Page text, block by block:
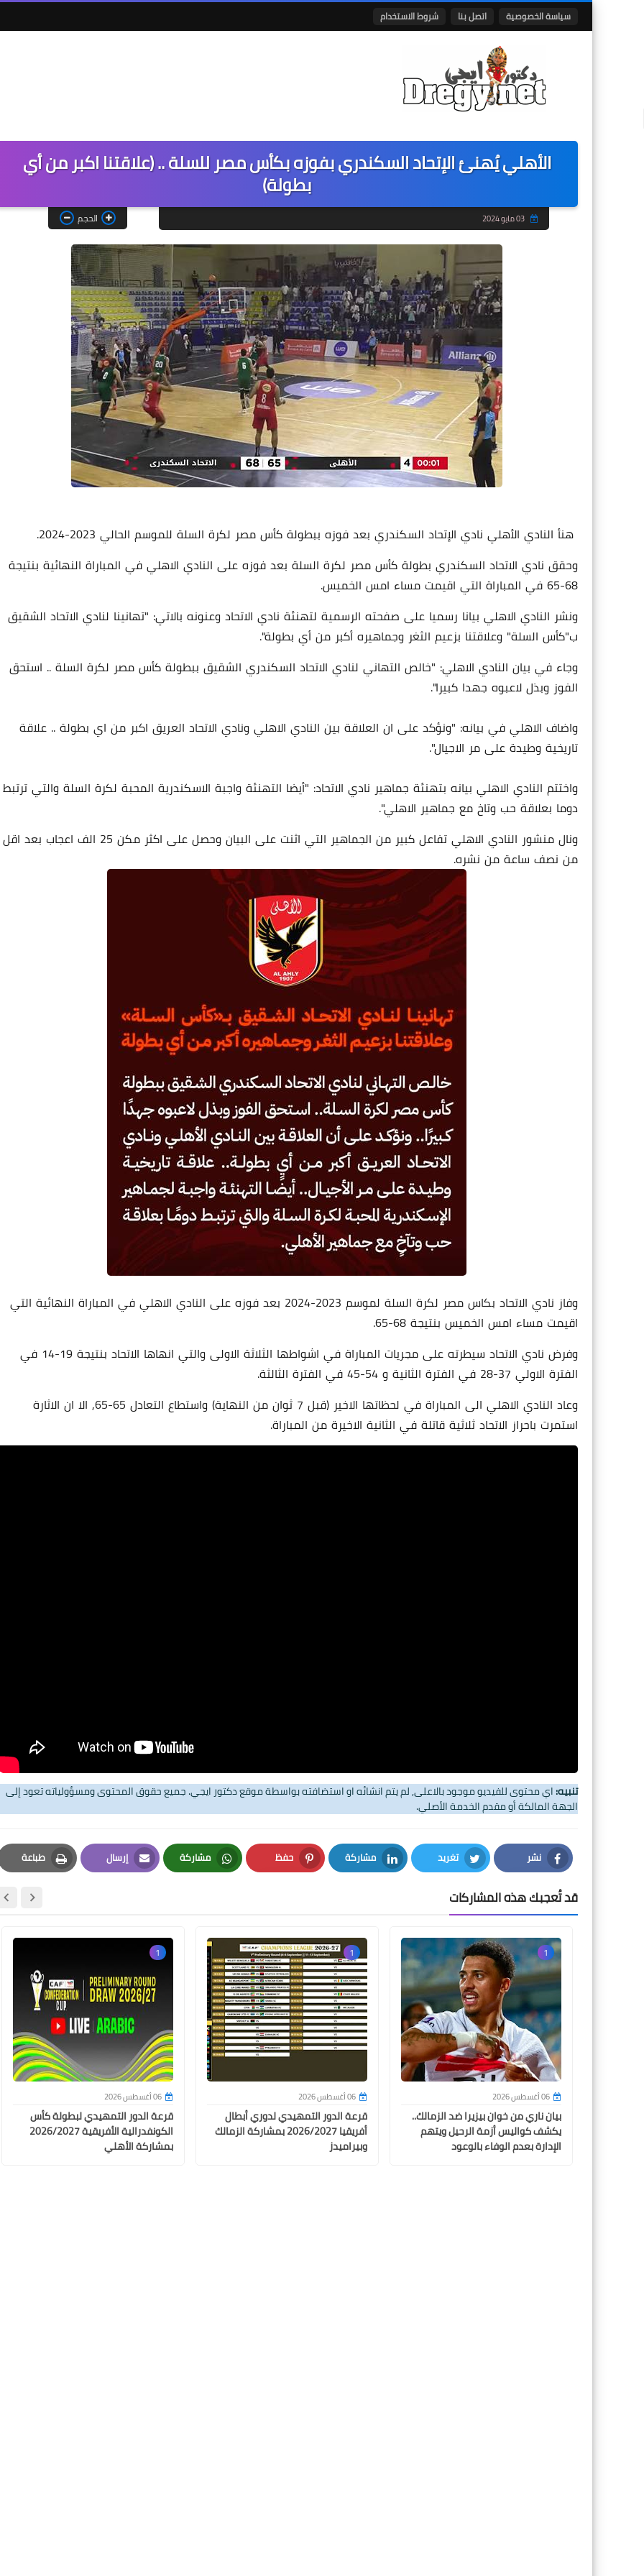
سياسة الخصوصية اتصل بنا شروط الاستخدام
الأهلي يُهنئ الإتحاد السكندري بفوزه بكأس مصر للسلة .. (علاقتنا اكبر من أي
بطولة)
03 مايو 2024 الحجم
هنأ النادي الأهلي نادي الإتحاد السكندري بعد فوزه ببطولة كأس مصر لكرة السلة للموسم الحالي 2023-2024.
وحقق نادي الاتحاد السكندري بطولة كأس مصر لكرة السلة بعد فوزه على النادي الاهلي في المباراة النهائية بنتيجة
68-65 في المباراة التي اقيمت مساء امس الخميس.
ونشر النادي الاهلي بيانا رسميا على صفحته الرسمية لتهنئة نادي الاتحاد وعنونه بالاتي: "تهانينا لنادي الاتحاد الشقيق
ب"كأس السلة" وعلاقتنا بزعيم الثغر وجماهيره أكبر من أي بطولة".
وجاء في بيان النادي الاهلي: "خالص التهاني لنادي الاتحاد السكندري الشقيق ببطولة كأس مصر لكرة السلة .. استحق
الفوز وبذل لاعبوه جهدا كبيرا".
واضاف الاهلي في بيانه: "ونؤكد على ان العلاقة بين النادي الاهلي ونادي الاتحاد العريق اكبر من اي بطولة .. علاقة
تاريخية وطيدة على مر الاجيال".
واختتم النادي الاهلي بيانه بتهنئة جماهير نادي الاتحاد: "أيضا التهنئة واجبة الاسكندرية المحبة لكرة السلة والتي ترتبط
دوما بعلاقة حب وتاخ مع جماهير الاهلي".
ونال منشور النادي الاهلي تفاعل كبير من الجماهير التي اثنت على البيان وحصل على اكثر مكن 25 الف اعجاب بعد اقل
من نصف ساعة من نشره.
وفاز نادي الاتحاد بكاس مصر لكرة السلة لموسم 2023-2024 بعد فوزه على النادي الاهلي في المباراة النهائية التي
اقيمت مساء امس الخميس بنتيجة 68-65.
وفرض نادي الاتحاد سيطرته على مجريات المباراة في اشواطها الثلاثة الاولى والتي انهاها الاتحاد بنتيجة 19-14 في
الفترة الاولي 37-28 في الفترة الثانية و 54-45 في الفترة الثالثة.
وعاد النادي الاهلي الى المباراة في لحظاتها الاخير (قبل 7 ثوان من النهاية) واستطاع التعادل 65-65, الا ان الاثارة
استمرت باحراز الاتحاد ثلاثية قاتلة في الثانية الاخيرة من المباراة.
تنبيه:اي محتوى للفيديو موجود بالاعلى, لم يتم انشائه او استضافته بواسطة موقع دكتور ايجي. جميع حقوق المحتوى ومسؤولياته تعود إلى
الجهة المالكة أو مقدم الخدمة الأصلي.
نشر
Facebook
تغريد
Twitter
مشاركة
LinkedIn
حفظ
Pinterest
مشاركة
Whatsapp
إرسال
Email
طباعة
Print
قد تُعجبك هذه المشاركات
1
06 أغسطس 2026
بيان ناري من خوان بيزيرا ضد الزمالك..
يكشف كواليس أزمة الرحيل ويتهم
الإدارة بعدم الوفاء بالوعود
1
06 أغسطس 2026
قرعة الدور التمهيدي لدوري أبطال
أفريقيا 2026/2027 بمشاركة الزمالك
وبيراميدز
1
06 أغسطس 2026
قرعة الدور التمهيدي لبطولة كأس
الكونفدرالية الأفريقية 2026/2027
بمشاركة الأهلي
16 سبتمبر 2025
16 سبتمبر 2025
16 سبتمبر 2025
15 سبتمبر 2025